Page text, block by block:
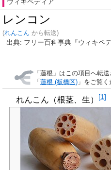
レンコン
(れんこん から転送)
出典: フリー百科事典『ウィキペ
「蓮根 」はこの項目へ転
「蓮根 (板橋区) 」をご覧く
れんこん（根茎、生） [1]